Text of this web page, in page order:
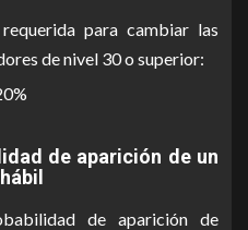
para cambiar las
de nivel 30 o superior:
de aparición de un
de aparición de